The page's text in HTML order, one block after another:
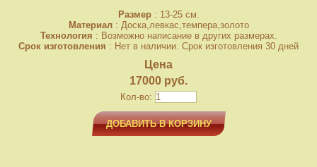
Размер: 13-25 см.
Материал: Доска,левкас,темпера,золото
Технология : Возможно написание в других размерах.
Срок изготовления : Нет в наличии. Срок изготовления 30 дней
Цена
17000 руб.
Кол-во:
ДОБАВИТЬ В КОРЗИНУ